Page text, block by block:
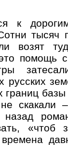
к
тысяч
возят
помощь
русских
границ
не
«чтоб